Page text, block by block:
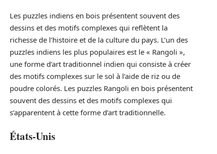
Les puzzles indiens en bois présentent souvent des
dessins et des motifs complexes qui reflètent la
richesse de l’histoire et de la culture du pays. L’un des
puzzles indiens les plus populaires est le « Rangoli »,
une forme d’art traditionnel indien qui consiste à créer
des motifs complexes sur le sol à l’aide de riz ou de
poudre colorés. Les puzzles Rangoli en bois présentent
souvent des dessins et des motifs complexes qui
s’apparentent à cette forme d’art traditionnelle.
États-Unis